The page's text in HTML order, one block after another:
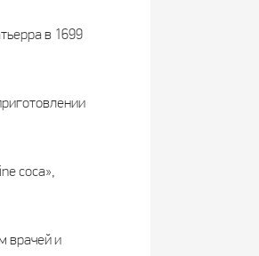
в 1699
coca»,
врачей и